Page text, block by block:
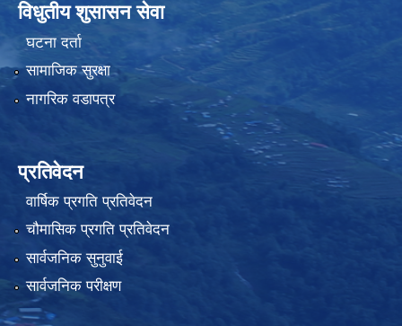
विधुतीय शुसासन सेवा
घटना दर्ता
सामाजिक सुरक्षा
नागरिक वडापत्र
प्रतिवेदन
वार्षिक प्रगति प्रतिवेदन
चौमासिक प्रगति प्रतिवेदन
सार्वजनिक सुनुवाई
सार्वजनिक परीक्षण